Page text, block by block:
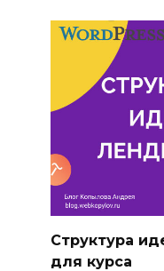
Структура
для курса